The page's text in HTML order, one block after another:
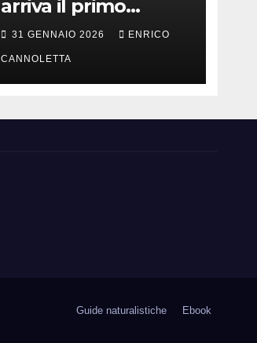
arriva il primo
successo
31 GENNAIO 2026 ENRICO
CANNOLETTA
Guide naturalistiche Ebook